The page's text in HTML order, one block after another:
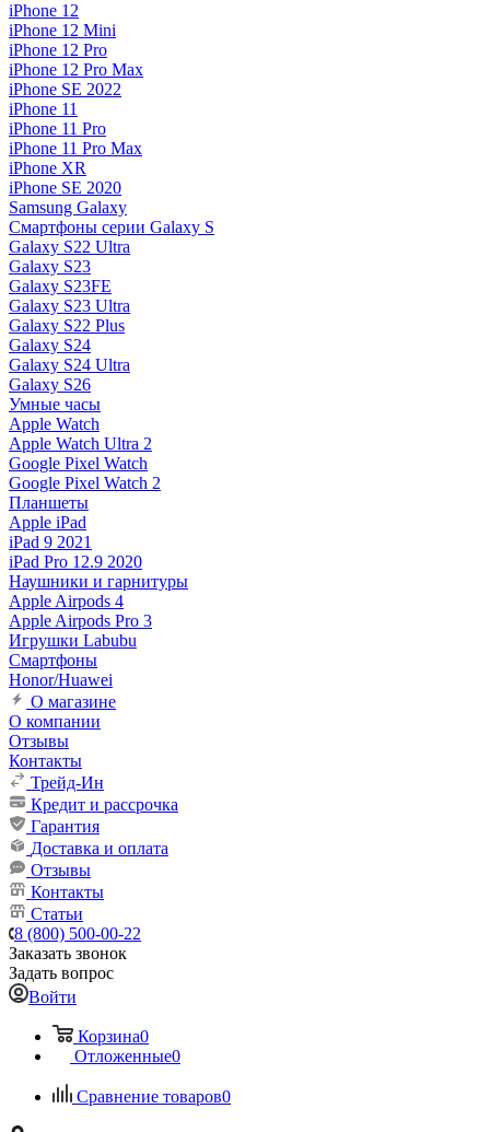
iPhone 12
iPhone 12 Mini
iPhone 12 Pro
iPhone 12 Pro Max
iPhone SE 2022
iPhone 11
iPhone 11 Pro
iPhone 11 Pro Max
iPhone XR
iPhone SE 2020
Samsung Galaxy
Смартфоны серии Galaxy S
Galaxy S22 Ultra
Galaxy S23
Galaxy S23FE
Galaxy S23 Ultra
Galaxy S22 Plus
Galaxy S24
Galaxy S24 Ultra
Galaxy S26
Умные часы
Apple Watch
Apple Watch Ultra 2
Google Pixel Watch
Google Pixel Watch 2
Планшеты
Apple iPad
iPad 9 2021
iPad Pro 12.9 2020
Наушники и гарнитуры
Apple Airpods 4
Apple Airpods Pro 3
Игрушки Labubu
Смартфоны
Honor/Huawei
О магазине
О компании
Отзывы
Контакты
Трейд-Ин
Кредит и рассрочка
Гарантия
Доставка и оплата
Отзывы
Контакты
Статьи
8 (800) 500-00-22
Заказать звонок
Задать вопрос
Войти
Корзина0
Отложенные0
Сравнение товаров0